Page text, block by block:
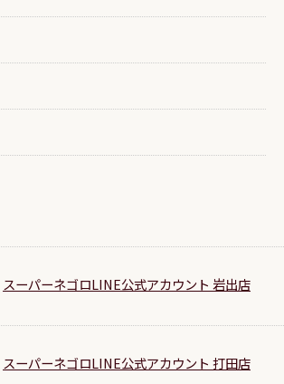
スーパーネゴロLINE公式アカウント 岩出店
スーパーネゴロLINE公式アカウント 打田店